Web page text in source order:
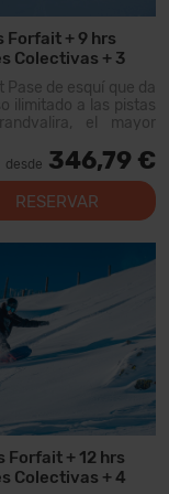
Forfait + 9 hrs
Colectivas + 3
Material
Pase de esquí que da
ilimitado a las pistas
el mayor
Con este forfait
recorrer más de...
desde 346,79 €
RESERVAR
Forfait + 12 hrs
Colectivas + 4